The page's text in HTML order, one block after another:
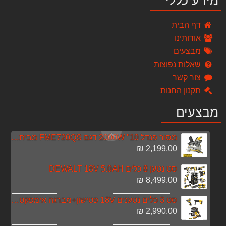
דף הבית
אודותינו
מבצעים
שאלות נפוצות
צור קשר
תקנון החנות
מבצעים
מלונה לכלב כתר
379.00 ₪
179.00 ₪
סט 3 ארגז כלים TOUGH SYSTEM
869.00 ₪
449.00 ₪
מסור פנדל 10" 2000W דגם FME720QS מבית STANLEY FATMAX
2,199.00 ₪
סט נטען 8 כלים DEWALT 18V 5.0AH
8,499.00 ₪
סט 3 כלים נטענים 18V פטישון+מברגה אימפקט+משחזת זוית
2,990.00 ₪